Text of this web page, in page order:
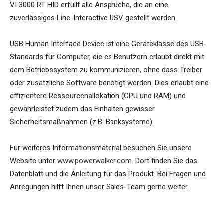
VI 3000 RT HID erfüllt alle Ansprüche, die an eine
zuverlässiges Line-Interactive USV gestellt werden.
USB Human Interface Device ist eine Geräteklasse des USB-
Standards für Computer, die es Benutzern erlaubt direkt mit
dem Betriebssystem zu kommunizieren, ohne dass Treiber
oder zusätzliche Software benötigt werden. Dies erlaubt eine
effizientere Ressourcenallokation (CPU und RAM) und
gewährleistet zudem das Einhalten gewisser
Sicherheitsmaßnahmen (z.B. Banksysteme).
Für weiteres Informationsmaterial besuchen Sie unsere
Website unter www.powerwalker.com. Dort finden Sie das
Datenblatt und die Anleitung für das Produkt. Bei Fragen und
Anregungen hilft Ihnen unser Sales-Team gerne weiter.